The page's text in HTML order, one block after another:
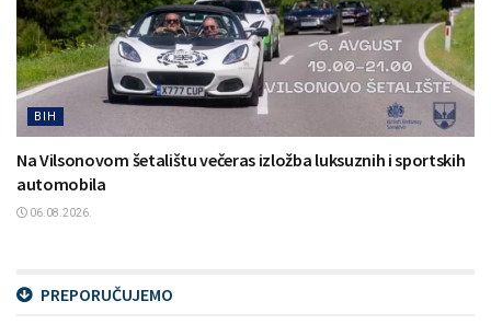
BIH
Na Vilsonovom šetalištu večeras izložba luksuznih i sportskih
automobila
06.08.2026.
PREPORUČUJEMO